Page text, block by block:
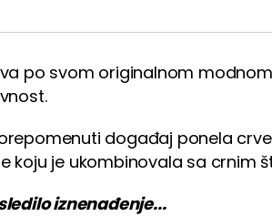
po svom originalnom
događaj ponela
koju je ukombinovala sa crnim
iznenađenje...